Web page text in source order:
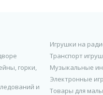
горки,
и
Игрушки на
Транспорт
Музыкальные
Электронные
Товары для